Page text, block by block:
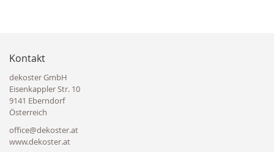
Kontakt
dekoster GmbH
Eisenkappler Str. 10
9141 Eberndorf
Österreich
office@dekoster.at
www.dekoster.at